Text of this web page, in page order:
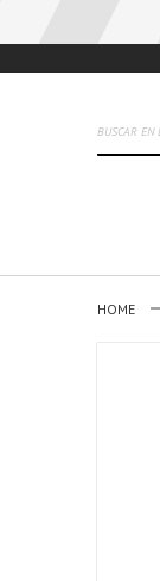
to
HOME